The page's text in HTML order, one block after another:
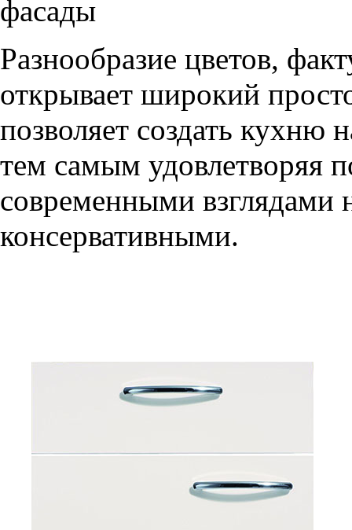
фасады
Разнообразие цветов,
открывает широкий
позволяет создать кухню
тем самым удовлетворяя
современными взглядами
консервативными.